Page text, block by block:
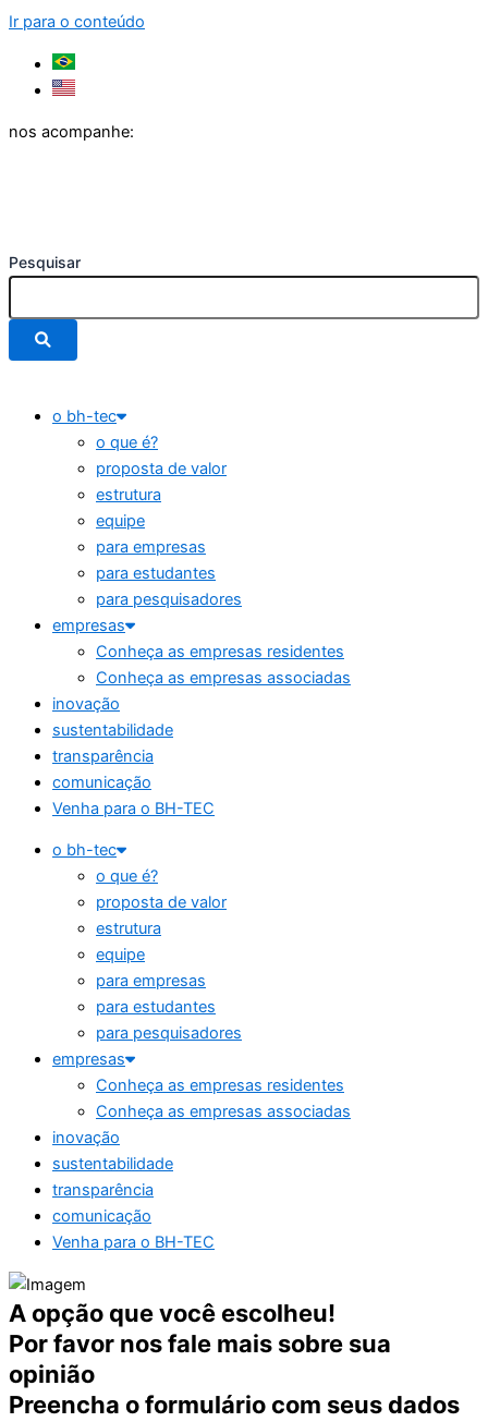
Ir para o conteúdo
nos acompanhe:
Pesquisar
o bh-tec
o que é?
proposta de valor
estrutura
equipe
para empresas
para estudantes
para pesquisadores
empresas
Conheça as empresas residentes
Conheça as empresas associadas
inovação
sustentabilidade
transparência
comunicação
Venha para o BH-TEC
o bh-tec
o que é?
proposta de valor
estrutura
equipe
para empresas
para estudantes
para pesquisadores
empresas
Conheça as empresas residentes
Conheça as empresas associadas
inovação
sustentabilidade
transparência
comunicação
Venha para o BH-TEC
A opção que você escolheu!
Por favor nos fale mais sobre sua
opinião
Preencha o formulário com seus dados